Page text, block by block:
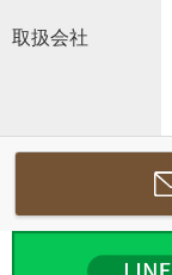
取扱会社